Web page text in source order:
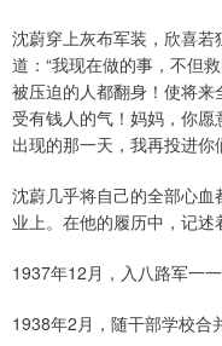
沈蔚穿上灰布军装，欣喜
道：“我现在做的事，不但
被压迫的人都翻身！使将
受有钱人的气！妈妈，你愿
出现的那一天，我再投进你
沈蔚几乎将自己的全部心
业上。在他的履历中，记述
1937年12月，入八路军一
1938年2月，随干部学校合